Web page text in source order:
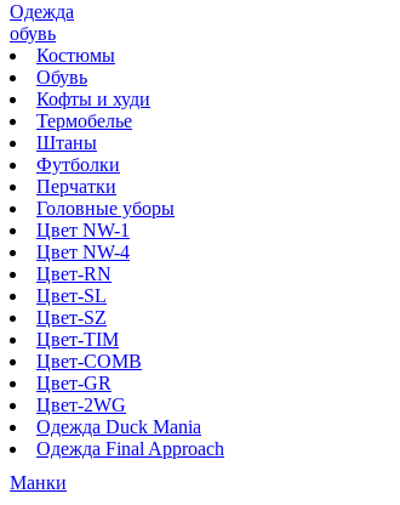
Одежда
обувь
Костюмы
Обувь
Кофты и худи
Термобелье
Штаны
Футболки
Перчатки
Головные уборы
Цвет NW-1
Цвет NW-4
Цвет-RN
Цвет-SL
Цвет-SZ
Цвет-TIM
Цвет-COMB
Цвет-GR
Цвет-2WG
Одежда Duck Mania
Одежда Final Approach
Манки